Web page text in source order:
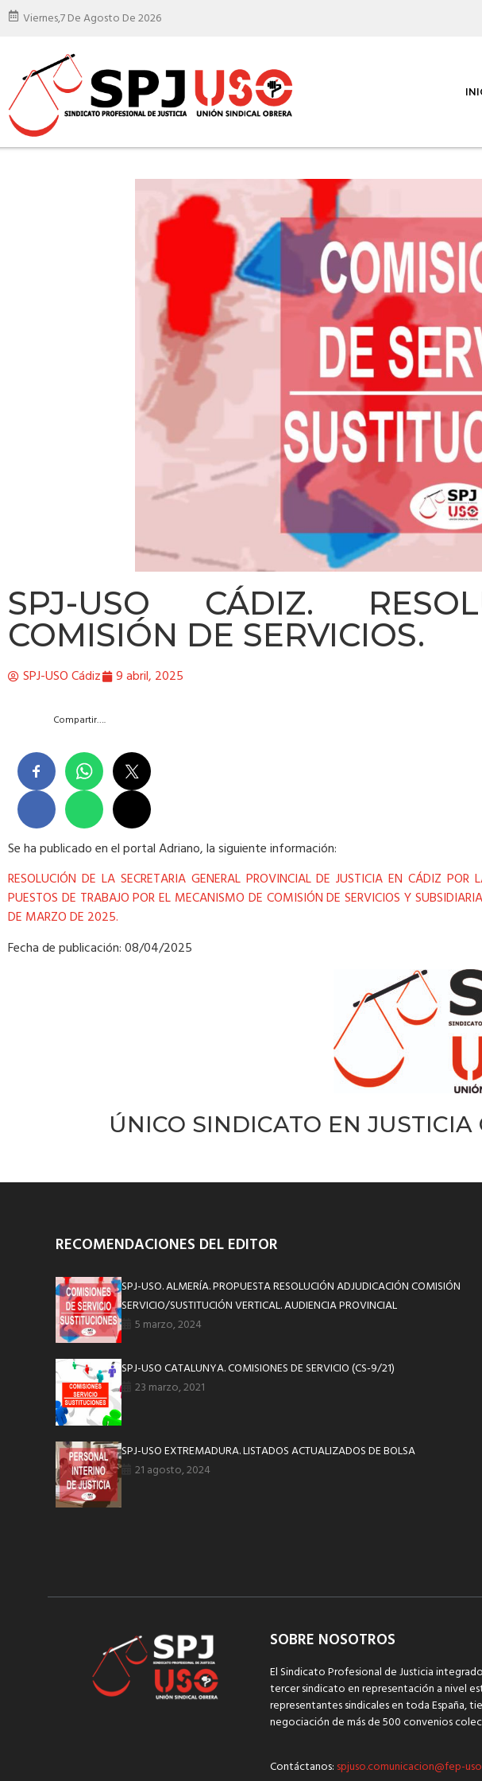
Viernes,7 De Agosto De 2026
SPJ-USO CÁDIZ.
COMISIÓN DE SERVICIOS.
SPJ-USO Cádiz 9 abril, 2025
Compartir….
Se ha publicado en el portal Adriano, la siguiente información:
RESOLUCIÓN DE LA SECRETARIA GENERAL PROVINCIAL DE JUSTICIA EN CÁDIZ
PUESTOS DE TRABAJO POR EL MECANISMO DE COMISIÓN DE SERVICIOS Y
DE MARZO DE 2025.
Fecha de publicación: 08/04/2025
ÚNICO SINDICATO EN
RECOMENDACIONES DEL EDITOR
SPJ-USO. ALMERÍA. PROPUESTA RESOLUCIÓN ADJUDICACIÓN COMISIÓN
SERVICIO/SUSTITUCIÓN VERTICAL. AUDIENCIA PROVINCIAL
5 marzo, 2024
SPJ-USO CATALUNYA. COMISIONES DE SERVICIO (CS-9/21)
23 marzo, 2021
SPJ-USO EXTREMADURA. LISTADOS ACTUALIZADOS DE BOLSA
21 agosto, 2024
SOBRE NOSOTROS
El Sindicato Profesional de Justicia
tercer sindicato en representación a nivel
representantes sindicales en toda España,
negociación de más de 500 convenios
Contáctanos: spjuso.comunicacion@fep-